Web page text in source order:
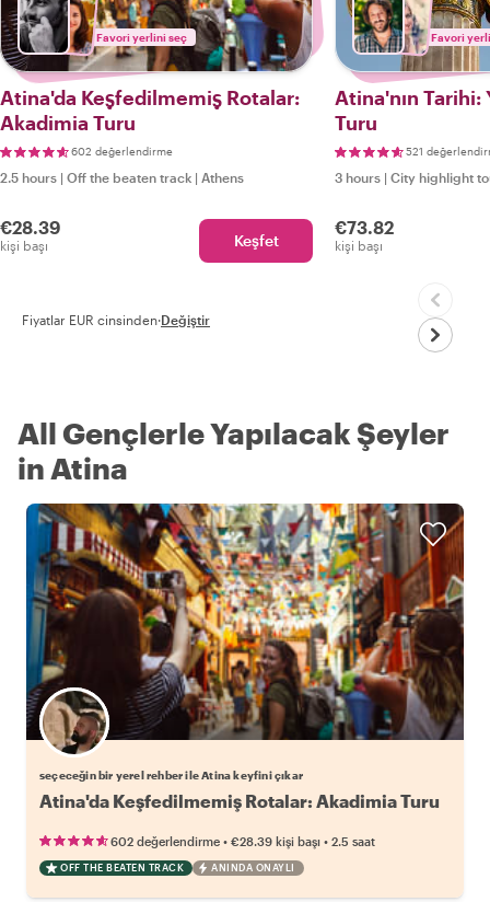
Favori yerlini seç
Atina'da Keşfedilmemiş Rotalar:
Akadimia Turu
602 değerlendirme
2.5 hours | Off the beaten track | Athens
€28.39
kişi başı Keşfet
Favori
Atina'nın
Turu
521
3 hours | City highlight
€73.82
kişi başı
Fiyatlar EUR cinsinden·Değiştir
All Gençlerle Yapılacak Şeyler
in Atina
Favori yerel rehberini seç
seçeceğin bir yerel rehber ile Atina keyfini çıkar
Atina'da Keşfedilmemiş Rotalar: Akadimia Turu
602 değerlendirme • €28.39 kişi başı • 2.5 saat
OFF THE BEATEN TRACK ANINDA ONAYLI